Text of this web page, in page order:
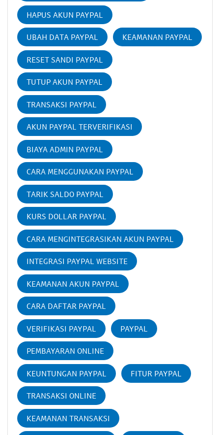
HAPUS AKUN PAYPAL
UBAH DATA PAYPAL KEAMANAN PAYPAL
RESET SANDI PAYPAL
TUTUP AKUN PAYPAL
TRANSAKSI PAYPAL
AKUN PAYPAL TERVERIFIKASI
BIAYA ADMIN PAYPAL
CARA MENGGUNAKAN PAYPAL
TARIK SALDO PAYPAL
KURS DOLLAR PAYPAL
CARA MENGINTEGRASIKAN AKUN PAYPAL
INTEGRASI PAYPAL WEBSITE
KEAMANAN AKUN PAYPAL
CARA DAFTAR PAYPAL
VERIFIKASI PAYPAL PAYPAL
PEMBAYARAN ONLINE
KEUNTUNGAN PAYPAL FITUR PAYPAL
TRANSAKSI ONLINE
KEAMANAN TRANSAKSI